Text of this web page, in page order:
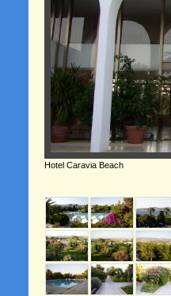
Hotel Caravia Beach